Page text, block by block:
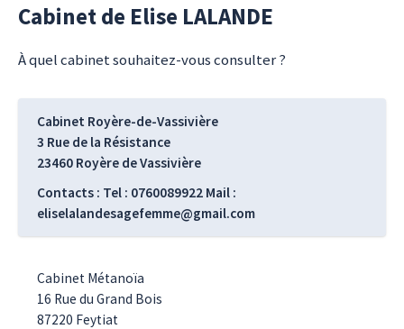
Cabinet de Elise LALANDE
À quel cabinet souhaitez-vous consulter ?
Cabinet Royère-de-Vassivière
3 Rue de la Résistance
23460 Royère de Vassivière
Contacts : Tel : 0760089922 Mail :
eliselalandesagefemme@gmail.com
Cabinet Métanoïa
16 Rue du Grand Bois
87220 Feytiat